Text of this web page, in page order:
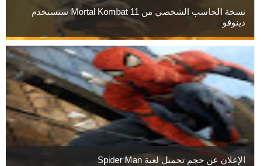
نسخة الحاسب الشخصي من Mortal Kombat 11 ستستخدم
دينوفو
الإعلان عن حجم تحميل لعبة Spider Man